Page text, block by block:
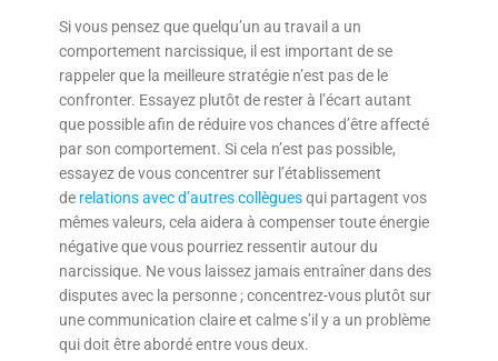
Si vous pensez que quelqu’un au travail a un
comportement narcissique, il est important de se
rappeler que la meilleure stratégie n’est pas de le
confronter. Essayez plutôt de rester à l’écart autant
que possible afin de réduire vos chances d’être affecté
par son comportement. Si cela n’est pas possible,
essayez de vous concentrer sur l’établissement
de relations avec d’autres collèguesqui partagent vos
mêmes valeurs, cela aidera à compenser toute énergie
négative que vous pourriez ressentir autour du
narcissique. Ne vous laissez jamais entraîner dans des
disputes avec la personne ; concentrez-vous plutôt sur
une communication claire et calme s’il y a un problème
qui doit être abordé entre vous deux.